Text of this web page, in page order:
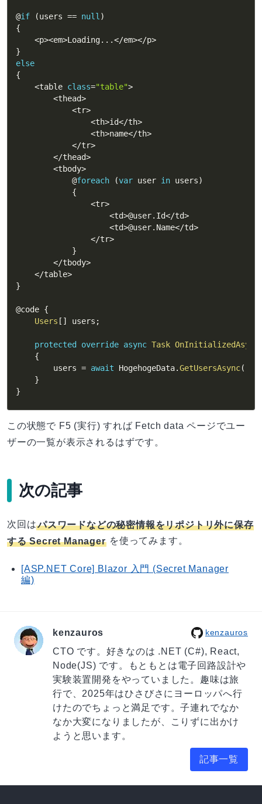
@if (users == null )
{
<p><em>Loading.. .</em></p>
}
else
{
<table class="table">
<thead>
<tr>
<th>id</th>
<th>name</th>
</tr>
</thead>
<tbody>
            @
foreach (var user in users)
{
<tr>
<td>@user. Id</td>
<td>@user. Name</td>
</tr>
}
</tbody>
</table>
}
@code {
Users [ ] users ;
protected override async Task OnInitializedAsync
{
        users
= await HogehogeData.GetUsersAsync(
}
}
この状態で F5 (実行) すれば Fetch data ページでユー
ザーの一覧が表示されるはずです。
次の記事
次回はパスワードなどの秘密情報をリポジトリ外に保存
する Secret Manager を使ってみます。
[ASP.NET Core] Blazor 入門 (Secret Manager
編)
kenzauros kenzauros
CTO です。好きなのは .NET (C#), React,
Node(JS) です。もともとは電子回路設計や
実験装置開発をやっていました。趣味は旅
行で、2025年はひさびさにヨーロッパへ行
けたのでちょっと満足です。子連れでなか
なか大変になりましたが、こりずに出かけ
ようと思います。
記事一覧